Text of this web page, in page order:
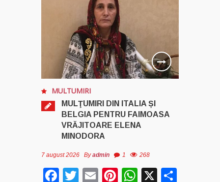
MULTUMIRI
MULŢUMIRI DIN ITALIA ȘI
BELGIA PENTRU FAIMOASA
VRĂJITOARE ELENA
MINODORA
7 august 2026 Byadmin 1 268
Facebook
Twitter
EmailPinterest
WhatsApp
X